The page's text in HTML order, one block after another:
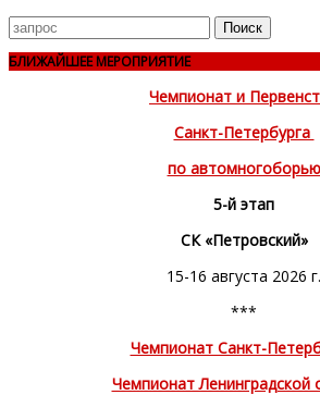
Поиск
для
БЛИЖАЙШЕЕ МЕРОПРИЯТИЕ
Чемпионат и
Санкт-Петербурга
по автомногоборью
5-й этап
СК «Петровский»
15-16 августа 2026 г.
***
Чемпионат Санкт-
Чемпионат Ленинградской